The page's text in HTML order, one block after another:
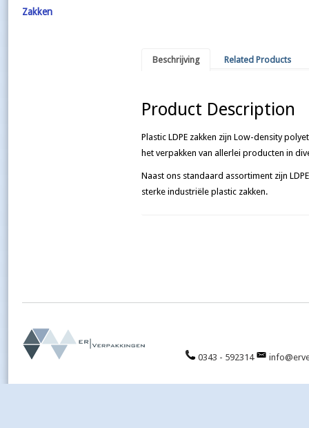
Beschrijving Related Products
Product Description
Plastic LDPE zakken zijn Low-density
het verpakken van allerlei producten in
Naast ons standaard assortiment zijn
sterke industriële plastic zakken.
Zakken
0343 - 592314